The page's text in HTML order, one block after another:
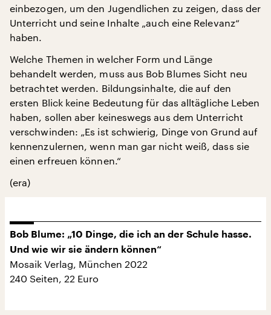
einbezogen, um den Jugendlichen zu zeigen, dass der
Unterricht und seine Inhalte „auch eine Relevanz“
haben.
Welche Themen in welcher Form und Länge
behandelt werden, muss aus Bob Blumes Sicht neu
betrachtet werden. Bildungsinhalte, die auf den
ersten Blick keine Bedeutung für das alltägliche Leben
haben, sollen aber keineswegs aus dem Unterricht
verschwinden: „Es ist schwierig, Dinge von Grund auf
kennenzulernen, wenn man gar nicht weiß, dass sie
einen erfreuen können.“
(era)
Bob Blume: „10 Dinge, die ich an der Schule hasse.
Und wie wir sie ändern können“
Mosaik Verlag, München 2022
240 Seiten, 22 Euro